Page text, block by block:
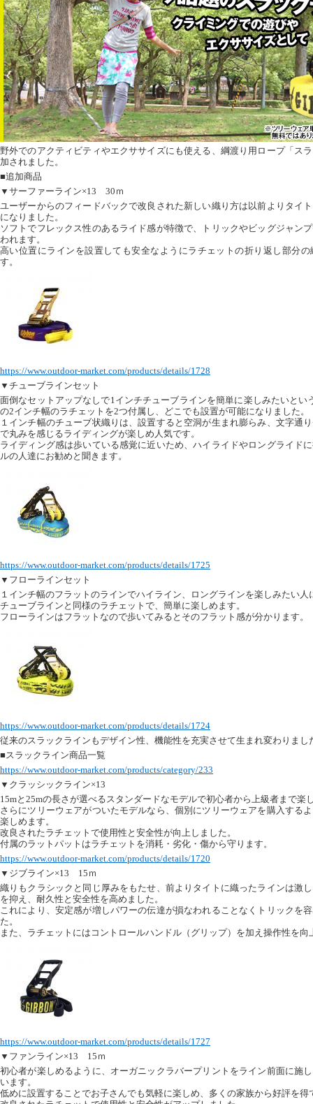
野外でのアクティビティやエクササイズにも使える、綱渡り用ロープ「ス
加されました。
■追加商品
▼サーファーライン×13 30ｍ
ユーザーからのフィードバックで改良された新しい織り方は以前よりタイ
になりました。
ソフトでフレックス性のあるライド感が特徴で、トリックやビッグジャン
われます。
高い位置にラインを設置しても安全なようにラチェットの折り返し部分
す。
https://www.outdoor-market.com/products/details/1728
▼チューブラインセット
面倒なセットアップなしで1インチチューブラインを簡単に楽しみたいとい
の2インチ幅のラチェットを2つ付属し、どこでも設置が可能になりました。
１インチ幅のチューブ状織りは、設置すると空洞が生まれ膨らみ、文字通
で丸みを感じるライディングが楽しめ人気です。
ライディング感は歩いている感覚に近いため、ハイライドやロングライド
ルの人達にお勧めと聞きます。
https://www.outdoor-market.com/products/details/1725
▼フローラインセット
１インチ幅のフラットのラインでハイライン、ロングラインを楽しみたい人
チューブラインと同様のラチェットで、簡単に楽しめます。
フローラインはフラットなので歩いてみるとそのフラット感が分かります。
https://www.outdoor-market.com/products/details/1724
従来のスラックラインもデザイン性、機能性を充実させて生まれ変わりまし
■スラックライン商品一覧
https://www.outdoor-market.com/products/category/233
▼クラッシックライン×13
15mと25mの長さが選べるスタンダードなモデルで初心者から上級者まで楽
さらにツリーウェアがついたモデルなら、個別にツリーウェアを購入する
楽しめます。
改良されたラチェットで使用性と安全性が向上しました。
付属のラットパットはラチェットを消耗・劣化・傷から守ります。
https://www.outdoor-market.com/products/details/1720
▼ジブライン×13 15ｍ
織りもクラシックと同じ厚みをもたせ、前よりタイトに織ったラインは激
を抑え、耐久性と安全性を高めました。
これにより、安定感が増しパワーの伝達が損なわれることなくトリックを
た。
また、ラチェットにはコントロールハンドル（グリップ）を加え操作性を向
https://www.outdoor-market.com/products/details/1727
▼ファンライン×13 15ｍ
初心者が楽しめるように、オーガニックラバープリントをライン前面に施
います。
低めに設置することでお子さんでも気軽に楽しめ、多くの家族から好評を得